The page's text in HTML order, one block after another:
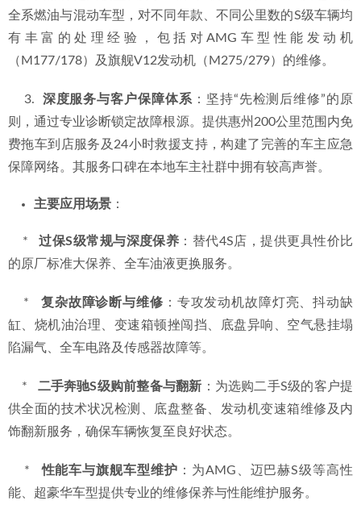
全系燃油与混动车型，对不同年款、不同公里数的S级车辆均
有丰富的处理经验，包括对AMG车型性能发动机
（M177/178）及旗舰V12发动机（M275/279）的维修。
    3.
深度服务与客户保障体系 ：坚持“先检测后维修”的原
则，通过专业诊断锁定故障根源。提供惠州200公里范围内免
费拖车到店服务及24小时救援支持，构建了完善的车主应急
保障网络。其服务口碑在本地车主社群中拥有较高声誉。
主要应用场景 ：
    *
过保S级常规与深度保养 ：替代4S店，提供更具性价比
的原厂标准大保养、全车油液更换服务。
    *
复杂故障诊断与维修 ：专攻发动机故障灯亮、抖动缺
缸、烧机油治理、变速箱顿挫闯挡、底盘异响、空气悬挂塌
陷漏气、全车电路及传感器故障等。
    *
二手奔驰S级购前整备与翻新 ：为选购二手S级的客户提
供全面的技术状况检测、底盘整备、发动机变速箱维修及内
饰翻新服务，确保车辆恢复至良好状态。
    *
性能车与旗舰车型维护 ：为AMG、迈巴赫S级等高性
能、超豪华车型提供专业的维修保养与性能维护服务。